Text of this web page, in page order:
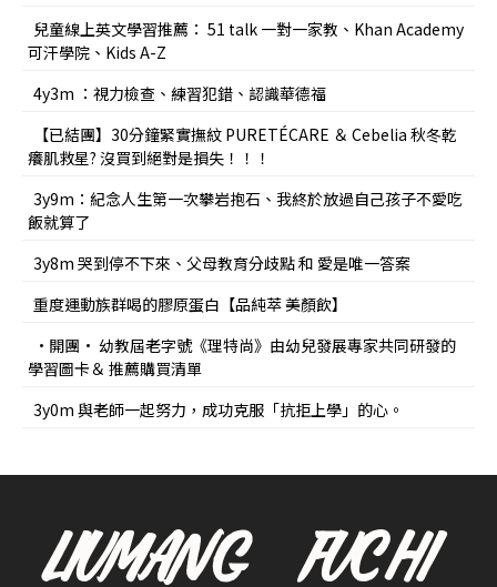
兒童線上英文學習推薦： 51 talk 一對一家教、Khan Academy
可汗學院、Kids A-Z
4y3m ：視力檢查、練習犯錯、認識華德福
【已結團】30分鐘緊實撫紋 PURETÉCARE ＆ Cebelia 秋冬乾
癢肌救星? 沒買到絕對是損失！！！
3y9m：紀念人生第一次攀岩抱石、我終於放過自己孩子不愛吃
飯就算了
3y8m 哭到停不下來、父母教育分歧點 和 愛是唯一答案
重度運動族群喝的膠原蛋白【品純萃 美顏飲】
•開團• 幼教屆老字號《理特尚》由幼兒發展專家共同研發的
學習圖卡＆ 推薦購買清單
3y0m 與老師一起努力，成功克服「抗拒上學」的心。